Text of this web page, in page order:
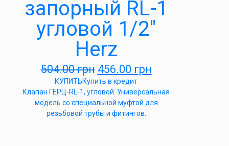
запорный RL-1
угловой 1/2″
Herz
504.00грн 456.00 грн
КУПИТЬКупить в кредит
Клапан ГЕРЦ-RL-1, угловой. Универсальная
модель со специальной муфтой для
резьбовой трубы и фитингов.